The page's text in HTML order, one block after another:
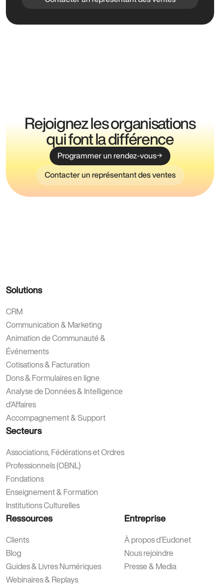
Rejoignez les organisations
qui font la différence
Programmer un rendez-vous
Contacter un représentant des ventes
Solutions
CRM
Communication & Marketing
Animation de Communauté &
Événements
Cotisations & Facturation
Dons & Formulaires en ligne
Analyse de Données & Intelligence
d’Affaires
Accompagnement & Support
Secteurs
Associations, Fédérations et Ordres
Professionnels (OBNL)
Fondations
Enseignement & Formation
Institutions Culturelles
Ressources
Clients
Blog
Guides & Livres Numériques
Webinaires & Replays
Entreprise
À propos d’Eudonet
Nous rejoindre
Presse & Media